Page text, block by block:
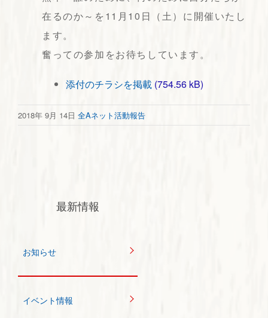
在るのか～を11月10日（土）に開催いたし
ます。
奮っての参加をお待ちしています。
添付のチラシを掲載
2018年 9月 14日 全Aネット活動報告
最新情報
お知らせ
イベント情報